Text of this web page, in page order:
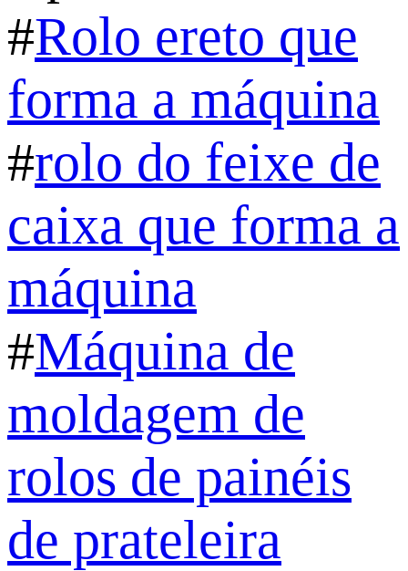
#Rolo ereto que
forma a máquina
#rolo do feixe de
caixa que forma a
máquina
#Máquina de
moldagem de
rolos de painéis
de prateleira